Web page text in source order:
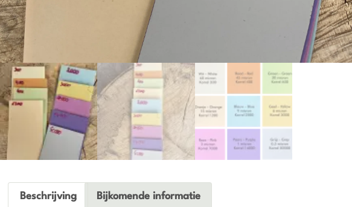
Beschrijving Bijkomende informatie